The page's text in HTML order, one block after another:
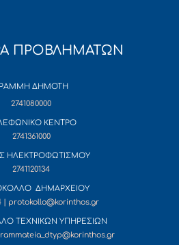
ΠΡΟΒΛΗΜΑΤΩΝ
ΔΗΜΟΤΗ
2741080000
ΚΕΝΤΡΟ
2741361000
ΗΛΕΚΤΡΟΦΩΤΙΣΜΟΥ
2741120134
ΔΗΜΑΡΧΕΙΟΥ
| protokollo@korinthos.gr
ΤΕΧΝΙΚΩΝ ΥΠΗΡΕΣΙΩΝ